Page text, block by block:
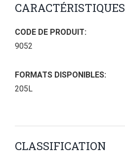
CARACTÉRISTIQUES
CODE DE PRODUIT:
9052
FORMATS DISPONIBLES:
205L
CLASSIFICATION